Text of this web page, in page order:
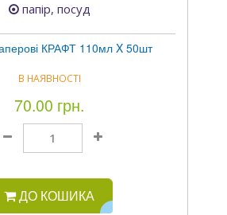
папір, посуд
КРАФТ 110мл X 50шт
В НАЯВНОСТІ
70.00 грн.
ДО КОШИКА